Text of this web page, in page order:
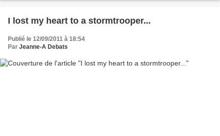
I lost my heart to a stormtrooper...
Publié le 12/09/2011 à 18:54
Par Jeanne-A Debats